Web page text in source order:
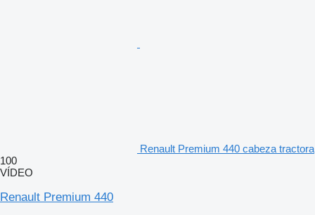
Renault Premium 440 cabeza tractora
100
VÍDEO
Renault Premium 440